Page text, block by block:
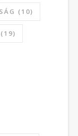
(10)
(19)